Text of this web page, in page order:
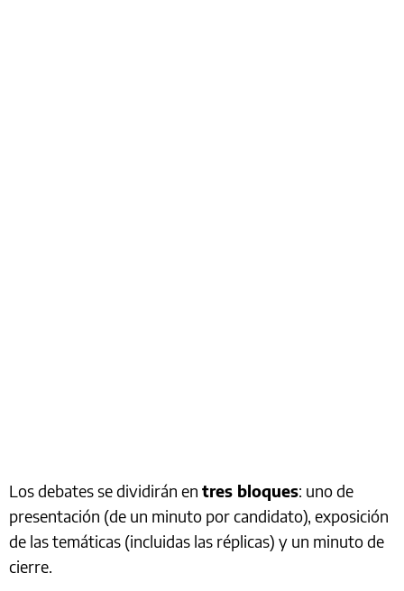
Los debates se dividirán en tres bloques: uno de
presentación (de un minuto por candidato), exposición
de las temáticas (incluidas las réplicas) y un minuto de
cierre.